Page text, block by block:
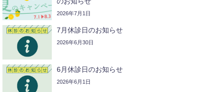
2026年7月1日
7月休診日のお知らせ
2026年6月30日
6月休診日のお知らせ
2026年6月1日